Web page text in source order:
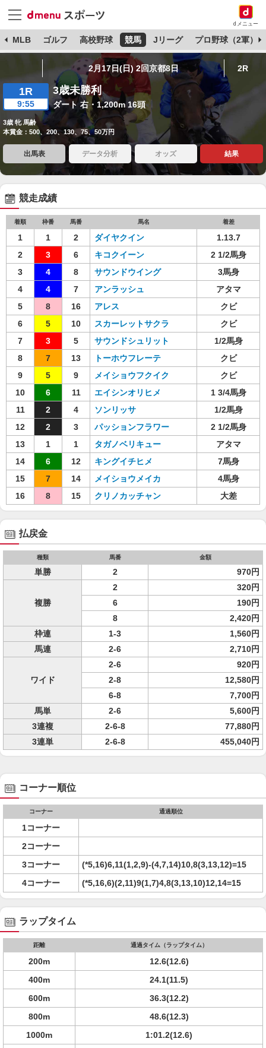
dメニュー
MLB ゴルフ 高校野球 競馬 Jリーグ プロ野球（2軍）
2月17日(日) 2回京都8日 2R
1R
9:55
3歳未勝利
ダート 右・1,200m 16頭
3歳 牝 馬齢
本賞金：500、200、130、75、50万円
出馬表 データ分析 オッズ 結果
競走成績
着順 枠番 馬番 馬名 着差
1 1 2 ダイヤクイン
1.13.7
2
3 6 キコクイーン
2 1/2馬身
3
4 8 サウンドウイング
3馬身
4
4 7 アンラッシュ
アタマ
5
8 16 アレス
クビ
6
5 10 スカーレットサクラ
クビ
7
3 5 サウンドシュリット
1/2馬身
8
7 13 トーホウフレーテ
クビ
9
5 9 メイショウフクイク
クビ
10
6 11 エイシンオリヒメ
1 3/4馬身
11
2 4 ソンリッサ
1/2馬身
12
2 3 パッションフラワー
2 1/2馬身
13
1 1 タガノベリキュー
アタマ
14
6 12 キングイチヒメ
7馬身
15
7 14 メイショウメイカ
4馬身
16
8 15 クリノカッチャン 大差
払戻金
種類 馬番 金額
単勝 2 970円
複勝
2
320円
6
190円
8
2,420円
枠連
1-3
1,560円
馬連
2-6 2,710円
ワイド
2-6
920円
2-8
12,580円
6-8
7,700円
馬単
2-6
5,600円
3連複
2-6-8
77,880円
3連単
2-6-8 455,040円
コーナー順位
コーナー 通過順位
1コーナー
2コーナー
3コーナー
(*5,16)6,11(1,2,9)-(4,7,14)10,8(3,13,12)=15
4コーナー
(*5,16,6)(2,11)9(1,7)4,8(3,13,10)12,14=15
ラップタイム
距離 通過タイム（ラップタイム）
200m
12.6(12.6)
400m
24.1(11.5)
600m
36.3(12.2)
800m
48.6(12.3)
1000m
1:01.2(12.6)